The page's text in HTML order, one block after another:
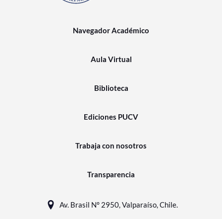
Navegador Académico
Aula Virtual
Biblioteca
Ediciones PUCV
Trabaja con nosotros
Transparencia
Av. Brasil N° 2950, Valparaíso, Chile.